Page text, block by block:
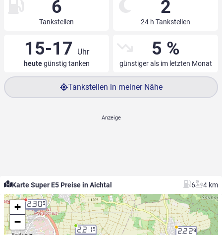
6
Tankstellen
2
24 h Tankstellen
15-17 Uhr
heutegünstig tanken
5 %
günstiger als im letzten Monat
Tankstellen in meiner Nähe
Karte Super E5 Preise in Aichtal 6 4 km
2.229
2.309
2.219
+
−